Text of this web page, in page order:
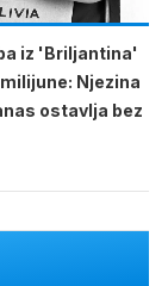
iz 'Briljantina'
Njezina
ostavlja bez